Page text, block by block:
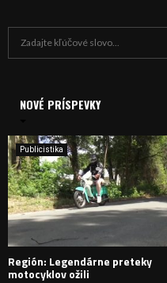
i
e
:
NOVÉ PRÍSPEVKY
Publicistika
Región: Legendárne preteky
motocyklov ožili